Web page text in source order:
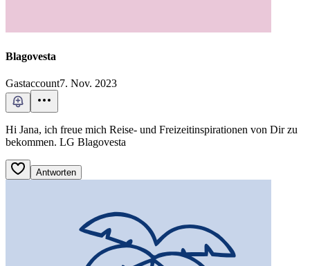
Blagovesta
Gastaccount7. Nov. 2023
Hi Jana, ich freue mich Reise- und Freizeitinspirationen von Dir zu
bekommen. LG Blagovesta
Antworten